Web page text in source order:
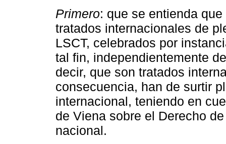
Primero: que se entienda
tratados internacionales de
LSCT, celebrados por
tal fin, independientemente
decir, que son tratados
consecuencia, han de surtir
internacional, teniendo en
de Viena sobre el Derecho
nacional.